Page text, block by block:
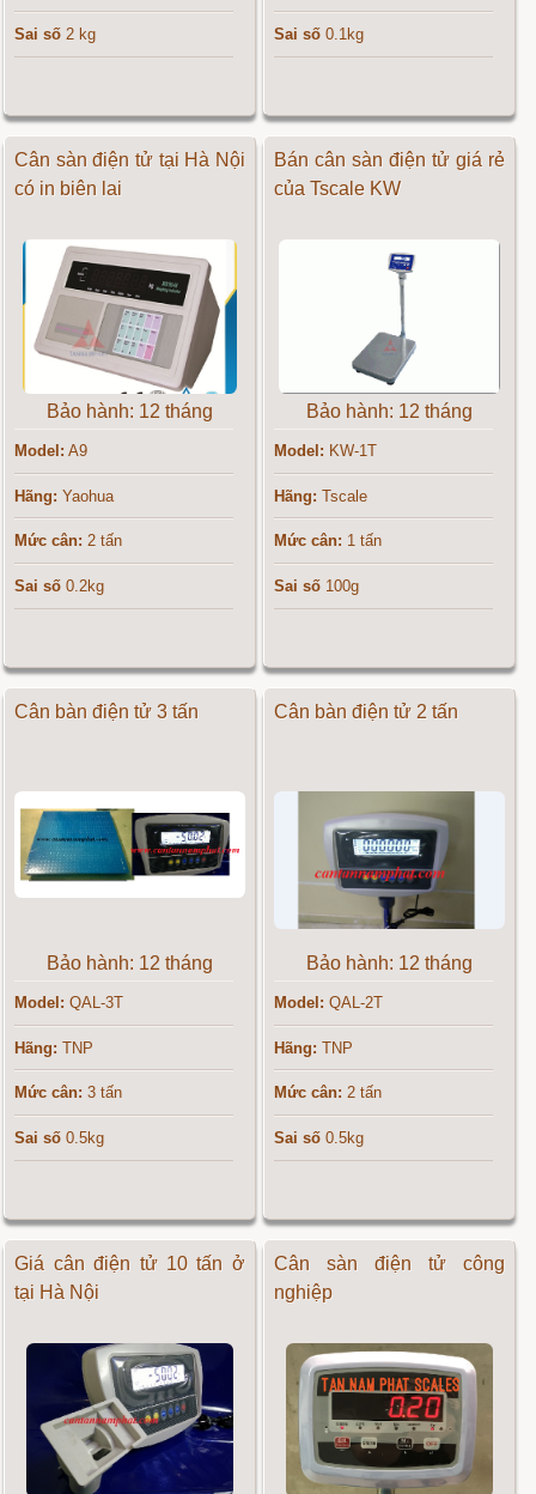
Sai số 2 kg Sai số 0.1kg
Cân sàn điện tử tại Hà Nội
có in biên lai
Bảo hành: 12 tháng
Model: A9
Hãng: Yaohua
Mức cân: 2 tấn
Sai số 0.2kg
Bán cân sàn điện tử giá rẻ
của Tscale KW
Bảo hành: 12 tháng
Model: KW-1T
Hãng: Tscale
Mức cân: 1 tấn
Sai số 100g
Cân bàn điện tử 3 tấn
Bảo hành: 12 tháng
Model: QAL-3T
Hãng: TNP
Mức cân: 3 tấn
Sai số 0.5kg
Cân bàn điện tử 2 tấn
Bảo hành: 12 tháng
Model: QAL-2T
Hãng: TNP
Mức cân: 2 tấn
Sai số 0.5kg
Giá cân điện tử 10 tấn ở
tại Hà Nội
Cân sàn điện tử công
nghiệp